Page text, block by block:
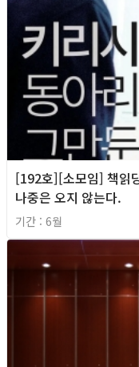
[192호][소모임] 책읽
나중은 오지 않는다.
기간 : 6월